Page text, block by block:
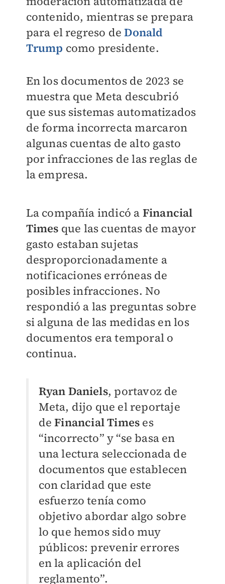
contenido, mientras se prepara
para el regreso deDonald
Trump como presidente.
En los documentos de 2023 se
muestra que Meta descubrió
que sus sistemas automatizados
de forma incorrecta marcaron
algunas cuentas de alto gasto
por infracciones de las reglas de
la empresa.
La compañía indicó a Financial
Times que las cuentas de mayor
gasto estaban sujetas
desproporcionadamente a
notificaciones erróneas de
posibles infracciones. No
respondió a las preguntas sobre
si alguna de las medidas en los
documentos era temporal o
continua.
Ryan Daniels, portavoz de
Meta, dijo que el reportaje
deFinancial Times es
“incorrecto” y “se basa en
una lectura seleccionada de
documentos que establecen
con claridad que este
esfuerzo tenía como
objetivo abordar algo sobre
lo que hemos sido muy
públicos: prevenir errores
en la aplicación del
reglamento”.